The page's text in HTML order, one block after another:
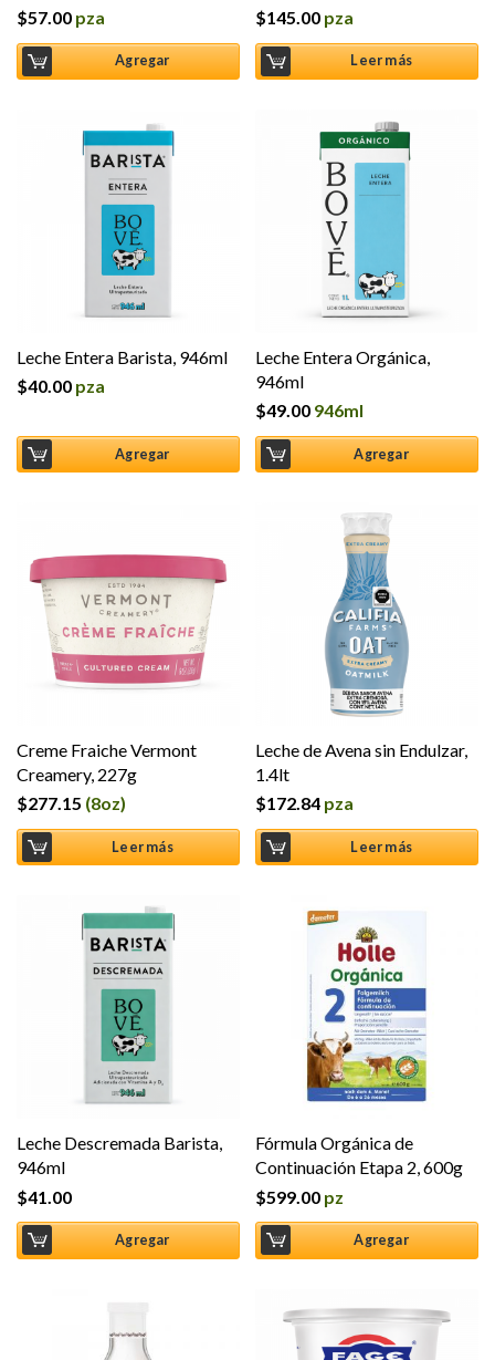
$57.00 pza
Agregar
$145.00 pza
Leer más
Leche Entera Barista, 946ml
$40.00 pza
Agregar
Leche Entera Orgánica,
946ml
$49.00 946ml
Agregar
Creme Fraiche Vermont
Creamery, 227g
$277.15 (8oz)
Leer más
Leche de Avena sin Endulzar,
1.4lt
$172.84 pza
Leer más
Leche Descremada Barista,
946ml
$41.00
Agregar
Fórmula Orgánica de
Continuación Etapa 2, 600g
$599.00 pz
Agregar